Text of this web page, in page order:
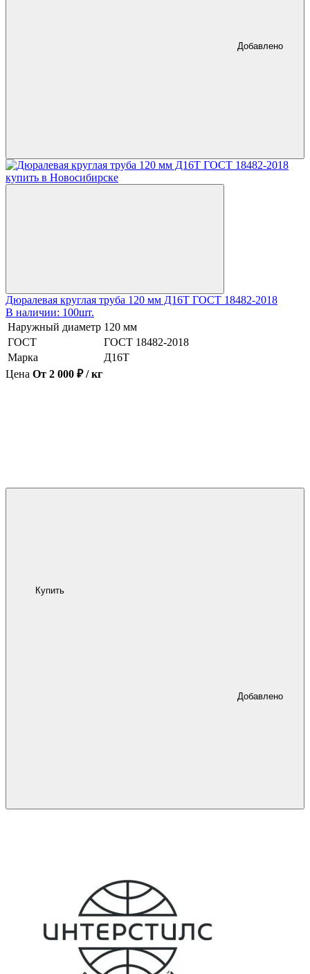
Добавлено
Дюралевая круглая труба 120 мм Д16Т ГОСТ 18482-2018
В наличии: 100шт.
Наружный диаметр 120 мм
ГОСТ
ГОСТ 18482-2018
Марка
Д16Т
Цена От 2 000 ₽ / кг
Купить
Добавлено